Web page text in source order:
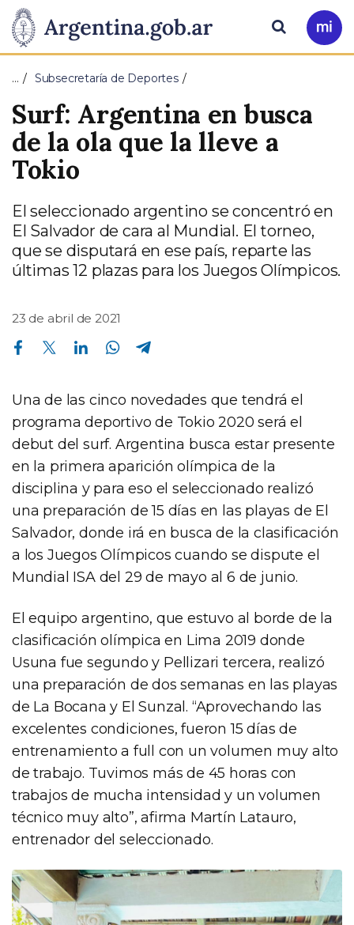
Presidencia
de
la
Nación
Pasar al contenido principal
Ir
a
Buscar
… Subsecretaría de Deportes
Surf: Argentina en busca
de la ola que la lleve a
Tokio
El seleccionado argentino se concentró en
El Salvador de cara al Mundial. El torneo,
que se disputará en ese país, reparte las
últimas 12 plazas para los Juegos Olímpicos.
23 de abril de 2021
Compartir en Facebook Compartir en Twitter Compartir en Linkedin Compartir en Whatsapp
Una de las cinco novedades que tendrá el
programa deportivo de Tokio 2020 será el
debut del surf. Argentina busca estar presente
en la primera aparición olímpica de la
disciplina y para eso el seleccionado realizó
una preparación de 15 días en las playas de El
Salvador, donde irá en busca de la clasificación
a los Juegos Olímpicos cuando se dispute el
Mundial ISA del 29 de mayo al 6 de junio.
El equipo argentino, que estuvo al borde de la
clasificación olímpica en Lima 2019 donde
Usuna fue segundo y Pellizari tercera, realizó
una preparación de dos semanas en las playas
de La Bocana y El Sunzal. “Aprovechando las
excelentes condiciones, fueron 15 días de
entrenamiento a full con un volumen muy alto
de trabajo. Tuvimos más de 45 horas con
trabajos de mucha intensidad y un volumen
técnico muy alto”, afirma Martín Latauro,
entrenador del seleccionado.